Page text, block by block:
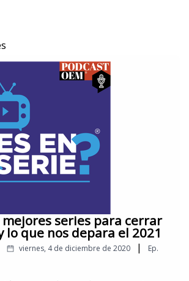
historia de Fire Saga
Amazon Prime Video presenta la
Cómo sobrevivir soltero
hermanos Zurita.
mejores series para cerrar
lo que nos depara el 2021
viernes, 4 de diciembre de 2020 |
Ep.